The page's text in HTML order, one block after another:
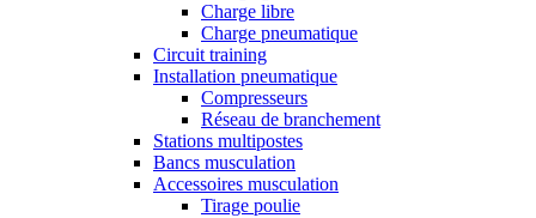
Charge libre
Charge pneumatique
Circuit training
Installation pneumatique
Compresseurs
Réseau de branchement
Stations multipostes
Bancs musculation
Accessoires musculation
Tirage poulie